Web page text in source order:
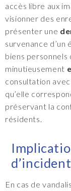
accès libre aux
visionner des
présenter une
survenance
biens
minutieusement
consultation
qu’elle
préservant la
résidents.
d’incident
En cas de